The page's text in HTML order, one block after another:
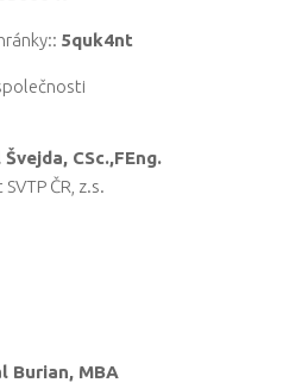
5quk4nt
CSc.,FEng.
ČR, z.s.
Burian, MBA